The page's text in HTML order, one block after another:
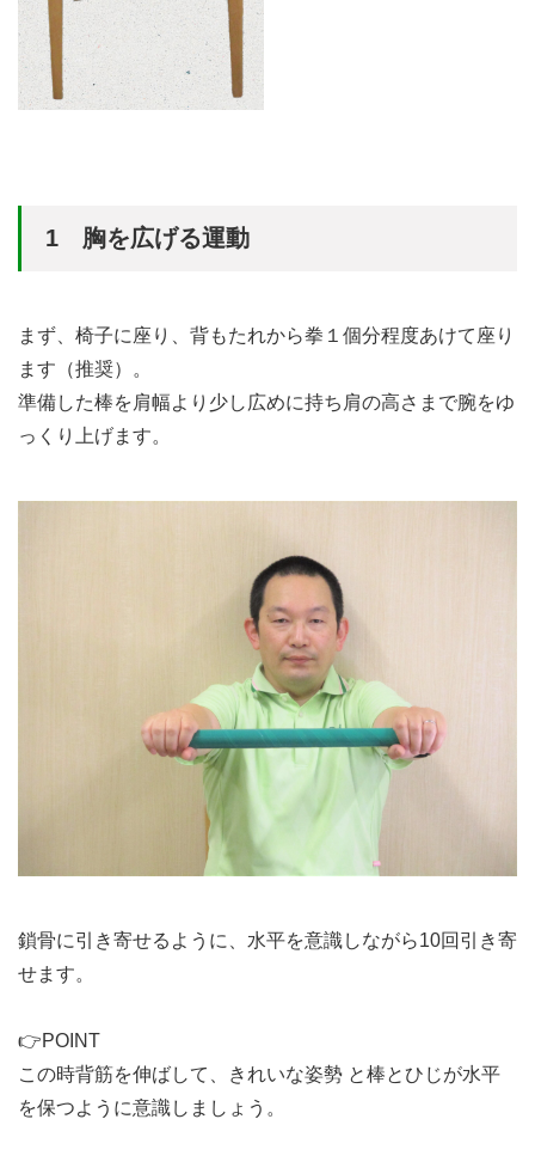
1 胸を広げる運動
まず、椅子に座り、背もたれから拳１個分程度あけて座り
ます（推奨）。
準備した棒を肩幅より少し広めに持ち肩の高さまで腕をゆ
っくり上げます。
鎖骨に引き寄せるように、水平を意識しながら10回引き寄
せます。
👉POINT
この時背筋を伸ばして、きれいな姿勢 と棒とひじが水平
を保つように意識しましょう。